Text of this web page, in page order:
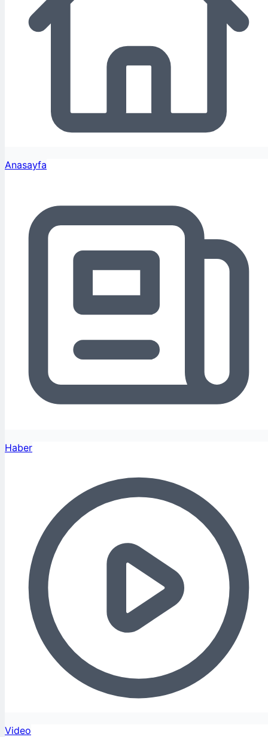
Anasayfa
Haber
Video